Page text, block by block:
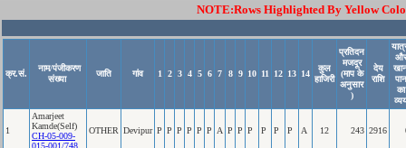
NOTE:Rows Highlighted By Yellow
क्र.सं.
नाम/पंजीकरण
संख्या
जाति गांव 1 2 3 4 5 6 7 8 9 10 11 12 13 14
कुल
हाजिरी
प्रतिदन
मजदूर
(माप के
अनुसार
)
देय
राशि
और
पान
का
1
Amarjeet
Kamde(Self)
CH-05-009-
015-001/748
OTHER Devipur P P P P P P A P P P P P P A 12 243 2916